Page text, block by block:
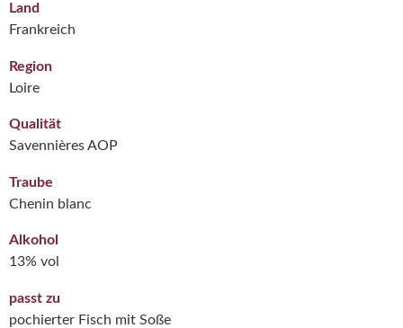
Land
Frankreich
Region
Loire
Qualität
Savennières AOP
Traube
Chenin blanc
Alkohol
13% vol
passt zu
pochierter Fisch mit Soße